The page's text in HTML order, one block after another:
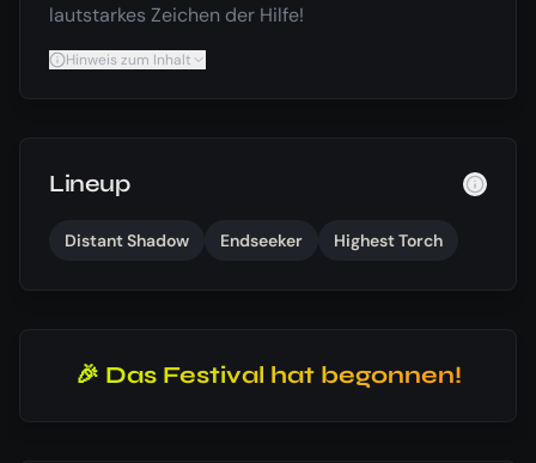
lautstarkes Zeichen der Hilfe!
Hinweis zum Inhalt
Lineup
Distant Shadow Endseeker Highest Torch
🎉 Das Festival hat begonnen!